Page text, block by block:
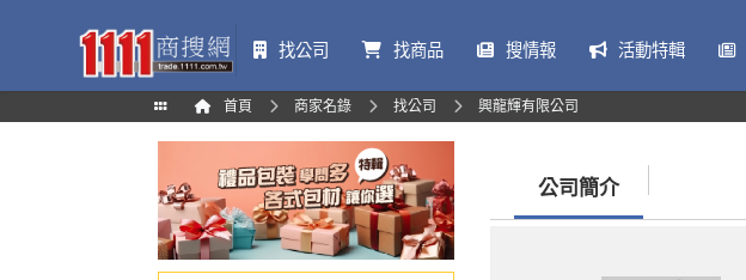
找公司 找商品 搜情報 活動特輯
首頁 商家名錄 找公司 興龍輝有限公司
公司簡介